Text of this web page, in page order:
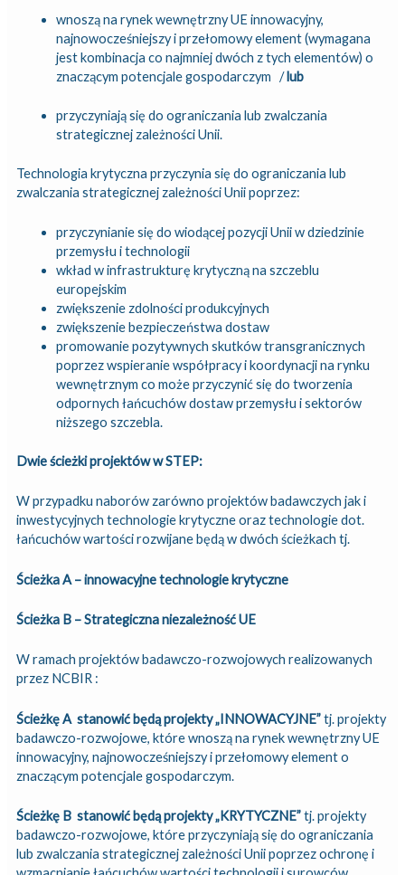
wnoszą na rynek wewnętrzny UE innowacyjny,
najnowocześniejszy i przełomowy element (wymagana
jest kombinacja co najmniej dwóch z tych elementów) o
znaczącym potencjale gospodarczym /lub
przyczyniają się do ograniczania lub zwalczania
strategicznej zależności Unii.
Technologia krytyczna przyczynia się do ograniczania lub
zwalczania strategicznej zależności Unii poprzez:
przyczynianie się do wiodącej pozycji Unii w dziedzinie
przemysłu i technologii
wkład w infrastrukturę krytyczną na szczeblu
europejskim
zwiększenie zdolności produkcyjnych
zwiększenie bezpieczeństwa dostaw
promowanie pozytywnych skutków transgranicznych
poprzez wspieranie współpracy i koordynacji na rynku
wewnętrznym co może przyczynić się do tworzenia
odpornych łańcuchów dostaw przemysłu i sektorów
niższego szczebla.
Dwie ścieżki projektów w STEP:
W przypadku naborów zarówno projektów badawczych jak i
inwestycyjnych technologie krytyczne oraz technologie dot.
łańcuchów wartości rozwijane będą w dwóch ścieżkach tj.
Ścieżka A – innowacyjne technologie krytyczne
Ścieżka B – Strategiczna niezależność UE
W ramach projektów badawczo-rozwojowych realizowanych
przez NCBIR :
Ścieżkę A stanowić będą projekty „INNOWACYJNE”tj. projekty
badawczo-rozwojowe, które wnoszą na rynek wewnętrzny UE
innowacyjny, najnowocześniejszy i przełomowy element o
znaczącym potencjale gospodarczym.
Ścieżkę B stanowić będą projekty„KRYTYCZNE”tj. projekty
badawczo-rozwojowe, które przyczyniają się do ograniczania
lub zwalczania strategicznej zależności Unii poprzez ochronę i